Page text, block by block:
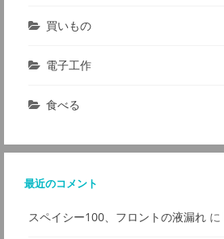
買いもの
電子工作
食べる
最近のコメント
スペイシー100、フロントの液漏れ に